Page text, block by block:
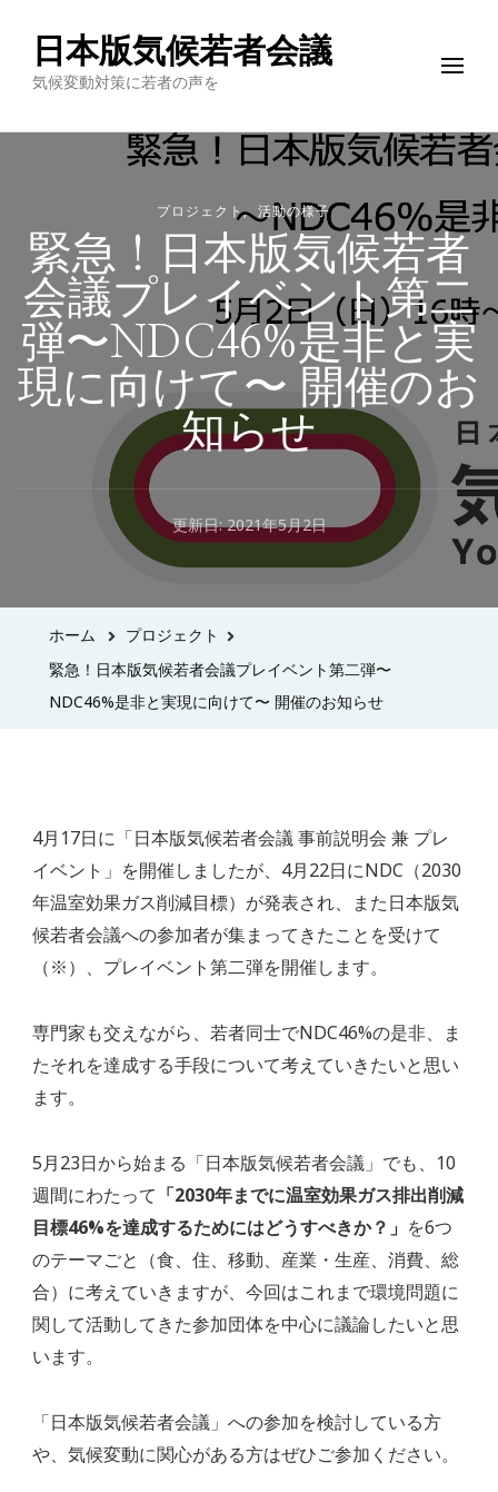
日本版気候若者会議
気候変動対策に若者の声を
プロジェクト 活動の様子
緊急！日本版気候若者
会議プレイベント第二
弾〜NDC46%是非と実
現に向けて〜 開催のお
知らせ
更新日:2021年5月2日
ホーム
プロジェクト
緊急！日本版気候若者会議プレイベント第二弾〜
NDC46%是非と実現に向けて〜 開催のお知らせ
4月17日に「日本版気候若者会議 事前説明会 兼 プレ
イベント」を開催しましたが、4月22日にNDC（2030
年温室効果ガス削減目標）が発表され、また日本版気
候若者会議への参加者が集まってきたことを受けて
（※）、プレイベント第二弾を開催します。
専門家も交えながら、若者同士でNDC46%の是非、ま
たそれを達成する手段について考えていきたいと思い
ます。
5月23日から始まる「日本版気候若者会議」でも、10
週間にわたって 「2030年までに温室効果ガス排出削減
目標46%を達成するためにはどうすべきか？」 を6つ
のテーマごと（食、住、移動、産業・生産、消費、総
合）に考えていきますが、今回はこれまで環境問題に
関して活動してきた参加団体を中心に議論したいと思
います。
「日本版気候若者会議」への参加を検討している方
や、気候変動に関心がある方はぜひご参加ください。